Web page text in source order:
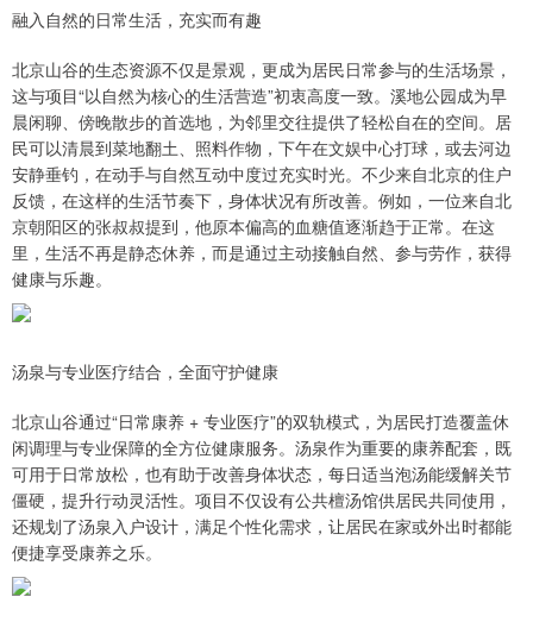
融入自然的日常生活，充实而有趣
北京山谷的生态资源不仅是景观，更成为居民日常参与的生活场景，
这与项目“以自然为核心的生活营造”初衷高度一致。溪地公园成为早
晨闲聊、傍晚散步的首选地，为邻里交往提供了轻松自在的空间。居
民可以清晨到菜地翻土、照料作物，下午在文娱中心打球，或去河边
安静垂钓，在动手与自然互动中度过充实时光。不少来自北京的住户
反馈，在这样的生活节奏下，身体状况有所改善。例如，一位来自北
京朝阳区的张叔叔提到，他原本偏高的血糖值逐渐趋于正常。在这
里，生活不再是静态休养，而是通过主动接触自然、参与劳作，获得
健康与乐趣。
汤泉与专业医疗结合，全面守护健康
北京山谷通过“日常康养 + 专业医疗”的双轨模式，为居民打造覆盖休
闲调理与专业保障的全方位健康服务。汤泉作为重要的康养配套，既
可用于日常放松，也有助于改善身体状态，每日适当泡汤能缓解关节
僵硬，提升行动灵活性。项目不仅设有公共檀汤馆供居民共同使用，
还规划了汤泉入户设计，满足个性化需求，让居民在家或外出时都能
便捷享受康养之乐。